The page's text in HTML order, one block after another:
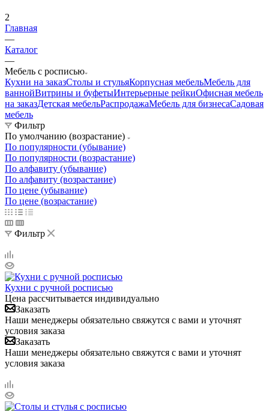
2
Главная
—
Каталог
—
Мебель с росписью
Кухни на заказСтолы и стульяКорпусная мебельМебель для
ваннойВитрины и буфетыИнтерьерные рейкиОфисная мебель
на заказДетская мебельРаспродажаМебель для бизнесаСадовая
мебель
Фильтр
По умолчанию (возрастание)
По популярности (убывание)
По популярности (возрастание)
По алфавиту (убывание)
По алфавиту (возрастание)
По цене (убывание)
По цене (возрастание)
Фильтр
Кухни с ручной росписью
Цена рассчитывается индивидуально
Заказать
Наши менеджеры обязательно свяжутся с вами и уточнят
условия заказа
Заказать
Наши менеджеры обязательно свяжутся с вами и уточнят
условия заказа